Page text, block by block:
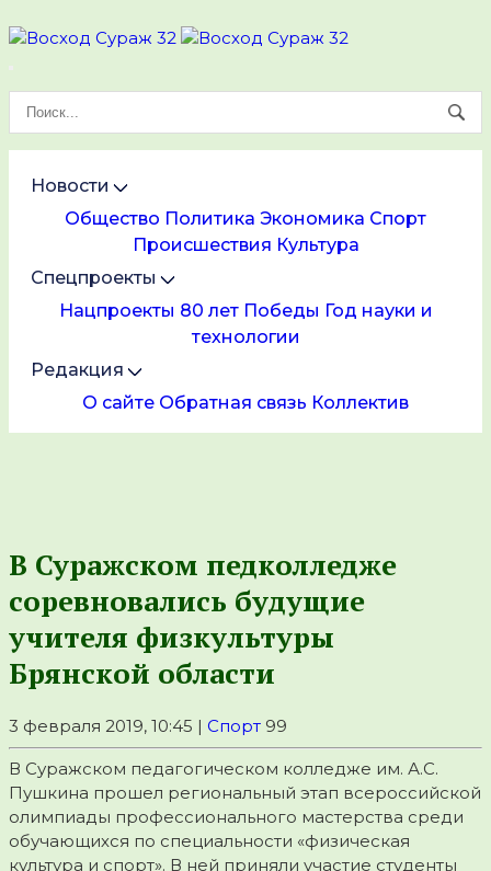
Новости
Общество Политика Экономика Спорт
Происшествия Культура
Спецпроекты
Нацпроекты 80 лет Победы Год науки и
технологии
Редакция
О сайте Обратная связь Коллектив
В Суражском педколледже
соревновались будущие
учителя физкультуры
Брянской области
3 февраля 2019, 10:45 | Спорт 99
В Суражском педагогическом колледже им. А.С.
Пушкина прошел региональный этап всероссийской
олимпиады профессионального мастерства среди
обучающихся по специальности «физическая
культура и спорт». В ней приняли участие студенты